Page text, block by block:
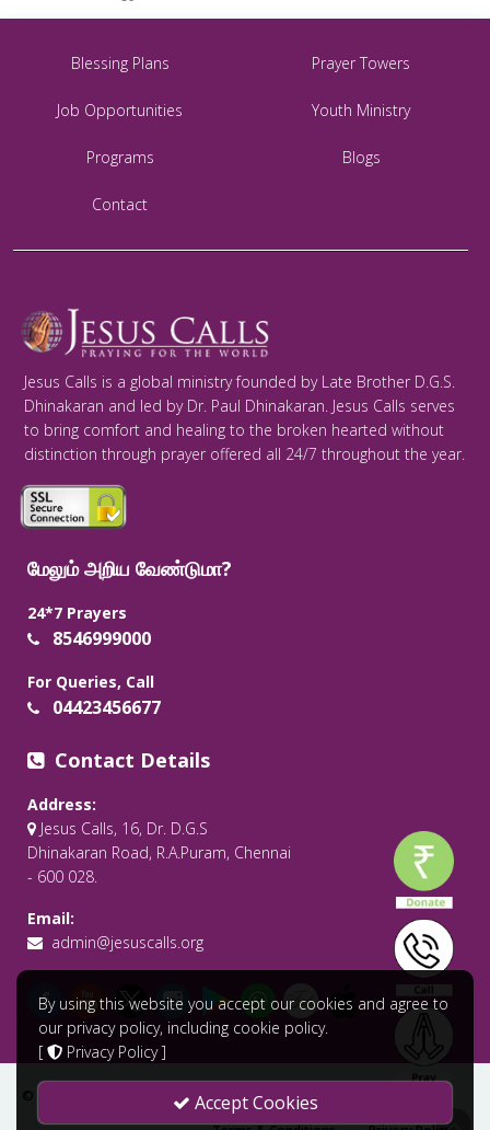
Blessing Plans Prayer Towers
Job Opportunities Youth Ministry
Programs Blogs
Contact
Jesus Calls is a global ministry founded by Late Brother D.G.S.
Dhinakaran and led by Dr. Paul Dhinakaran. Jesus Calls serves
to bring comfort and healing to the broken hearted without
distinction through prayer offered all 24/7 throughout the year.
மேலும் அறிய வேண்டுமா?
24*7 Prayers
8546999000
For Queries, Call
04423456677
Contact Details
Address:
Jesus Calls, 16, Dr. D.G.S
Dhinakaran Road, R.A.Puram, Chennai
- 600 028.
Email:
admin@jesuscalls.org
© 2026 All Rights Reserved .Jesus Calls - Praying for the World
By using this website you accept our cookies and agree to
our privacy policy, including cookie policy.
[
Privacy Policy]
Accept Cookies